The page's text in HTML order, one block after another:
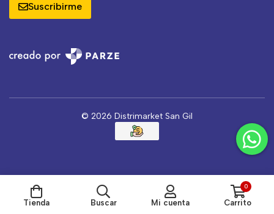
Suscribirme
© 2026 Distrimarket San Gil
Tienda Buscar Mi cuenta
0
Carrito